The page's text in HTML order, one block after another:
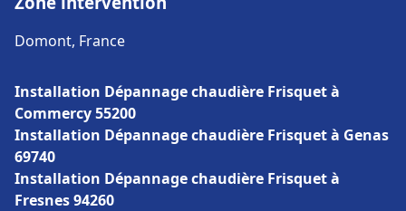
Domont, France
Installation Dépannage chaudière Frisquet à
Commercy 55200
Installation Dépannage chaudière Frisquet à Genas
69740
Installation Dépannage chaudière Frisquet à
Fresnes 94260